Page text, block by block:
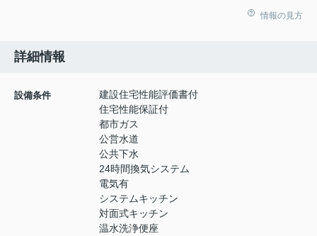
情報の見方
詳細情報
設備条件
建設住宅性能評価書付
住宅性能保証付
都市ガス
公営水道
公共下水
24時間換気システム
電気有
システムキッチン
対面式キッチン
温水洗浄便座